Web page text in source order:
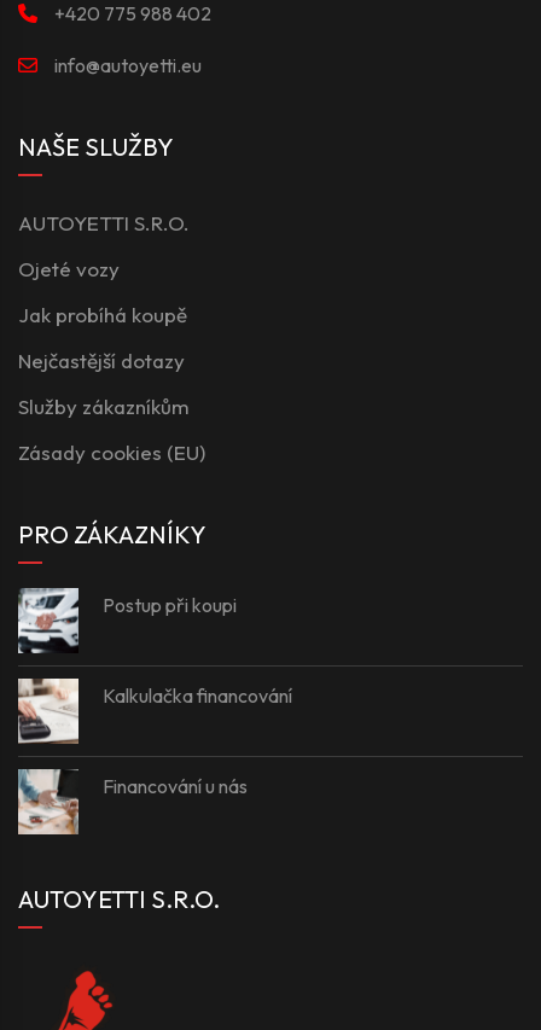
+420 775 988 402
info@autoyetti.eu
NAŠE SLUŽBY
AUTOYETTI S.R.O.
Ojeté vozy
Jak probíhá koupě
Nejčastější dotazy
Služby zákazníkům
Zásady cookies (EU)
PRO ZÁKAZNÍKY
Postup při koupi
Kalkulačka financování
Financování u nás
AUTOYETTI S.R.O.